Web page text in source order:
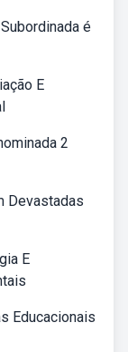
é
E
2
Devastadas
E
Educacionais